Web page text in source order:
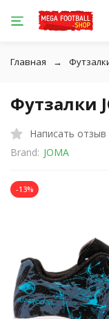
Главная
Футзалки
Написать отзыв
Brand: JOMA
-13%